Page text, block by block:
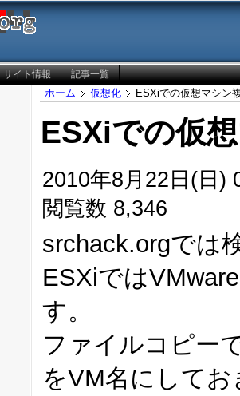
サイト情報 記事一覧
ホーム 仮想化 ESXiでの仮想マシン
ESXiでの仮
2010年8月22日(日)
閲覧数 8,346
srchack.orgでは
ESXiでは
す。
ファイルコピー
をVM名にして